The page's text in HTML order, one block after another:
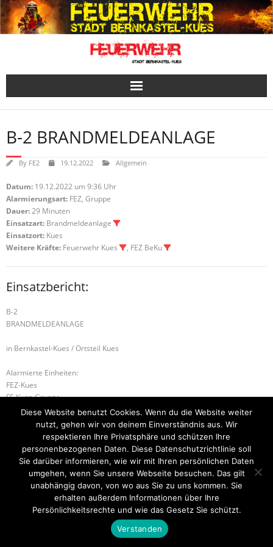
Skip
to
content
B-2 BRANDMELDEANLAGE
By FE2 19.12.2022 Allgemein
Datum: 19.12.2022 um 9:36 Uhr
Alarmierungsart: FEZ, Gruppe
Dauer:29 Minuten
Einsatzart: Brandmeldeanlage
Einsatzort: Kues
Weitere Kräfte: Feuerwehr Kues , FEZ BeKu
Einsatzbericht:
B-2
BRANDMELDEANLAGE
in Bernkastel-Kues / Ortsteil Kues
Alarmierte Einheiten:
FEZ-Kues
FF-Kues-Gruppe
WL-Bernkastel-Kues
B-3 Gebäudebrand G-3 Gefahrstoff 3
Startseite Einsätze Mitglied werden Über uns
Bilder
Kontakt
Theme byThink Up Themes Ltd. Powered byWordPress.
Diese Website benutzt Cookies. Wenn du die Website weiter
nutzt, gehen wir von deinem Einverständnis aus. Wir
respektieren Ihre Privatsphäre und schützen Ihre
personenbezogenen Daten. Diese Datenschutzrichtlinie soll
Sie darüber informieren, wie wir mit Ihren persönlichen Daten
umgehen, wenn Sie unsere Webseite besuchen. Das gilt
unabhängig davon, von wo aus Sie zu uns kommen. Sie
erhalten außerdem Informationen über Ihre
Persönlichkeitsrechte und wie das Gesetz Sie schützt.
Verstanden